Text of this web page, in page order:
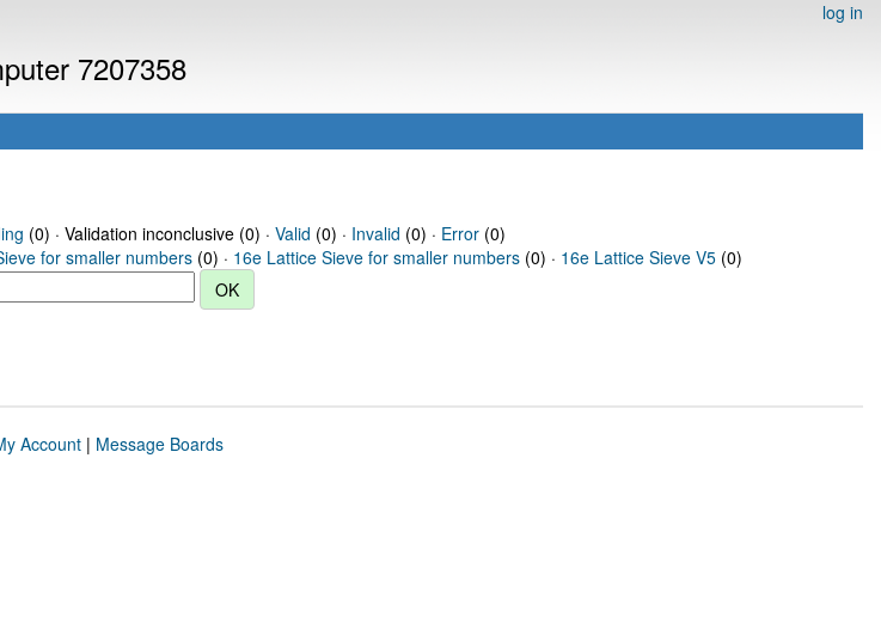
log in
7207358
(0) · Validation inconclusive (0) · Valid (0) · Invalid (0) · Error(0)
for smaller numbers (0) · 16e Lattice Sieve for smaller numbers (0) · 16e Lattice Sieve V5 (0)
Account| Message Boards